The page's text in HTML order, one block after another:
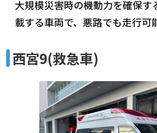
大規模災害時の機動力を確保
載する車両で、悪路でも走行可
西宮9(救急車)